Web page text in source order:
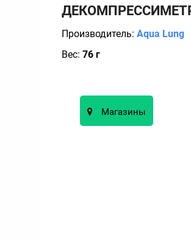
Производитель: Aqua Lung
Вес: 76 г
Магазины